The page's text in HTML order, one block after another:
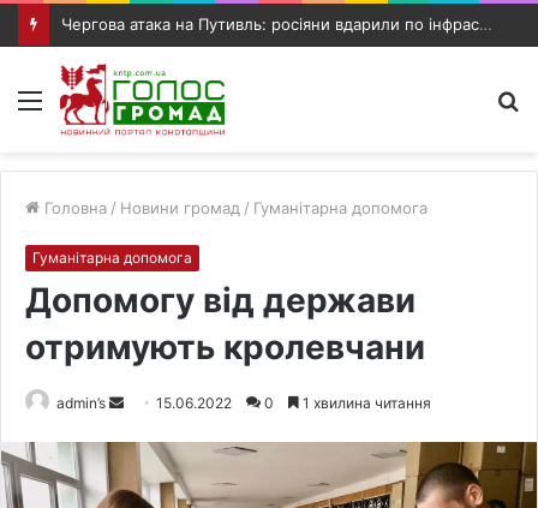
Чергова атака на Путивль: росіяни вдарили по інфраструктурному об’єкту та автомобілю
Меню
Головна / Новини громад / Гуманітарна допомога
Гуманітарна допомога
Допомогу від держави
отримують кролевчани
admin’s
d
15.06.2022 0 1 хвилина читання